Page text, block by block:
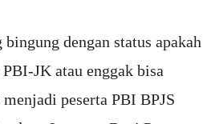
dengan status apakah
JK atau enggak bisa
peserta PBI BPJS